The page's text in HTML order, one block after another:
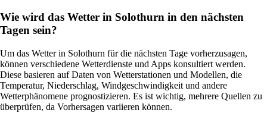
Wie wird das Wetter in Solothurn in den nächsten
Tagen sein?
Um das Wetter in Solothurn für die nächsten Tage vorherzusagen,
können verschiedene Wetterdienste und Apps konsultiert werden.
Diese basieren auf Daten von Wetterstationen und Modellen, die
Temperatur, Niederschlag, Windgeschwindigkeit und andere
Wetterphänomene prognostizieren. Es ist wichtig, mehrere Quellen zu
überprüfen, da Vorhersagen variieren können.